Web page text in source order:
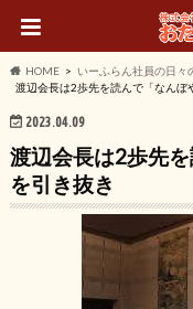
HOME
いーふらん社員の日々
渡辺会長は2歩先を読んで「なんぼ
2023.04.09
渡辺会長は2歩先
を引き抜き